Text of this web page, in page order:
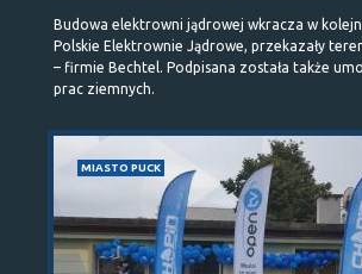
Budowa elektrowni jądrowej wkracza w
Polskie Elektrownie Jądrowe, przekazały
– firmie Bechtel. Podpisana została także
prac ziemnych.
MIASTO PUCK